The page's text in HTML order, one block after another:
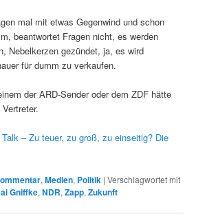
mal mit etwas Gegenwind und schon
beantwortet Fragen nicht, es werden
Nebelkerzen gezündet, ja, es wird
für dumm zu verkaufen.
der ARD-Sender oder dem ZDF hätte
– Zu teuer, zu groß, zu einseitig? Die
,Medien, Politik |Verschlagwortet mit
Gniffke,NDR,Zapp,Zukunft